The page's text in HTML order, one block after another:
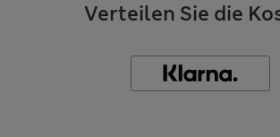
Verteilen Sie die